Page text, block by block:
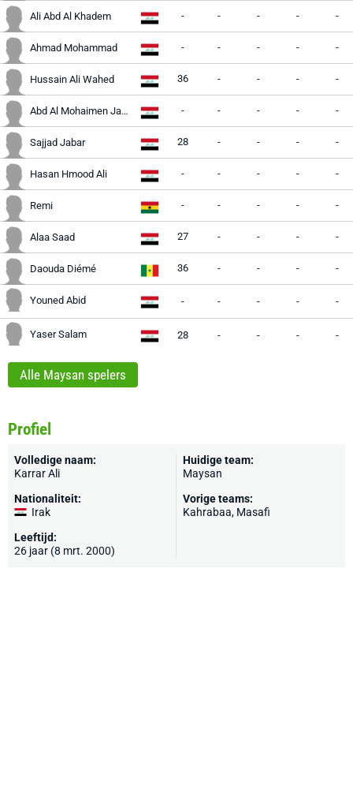
Ali Abd Al Khadem - - - - -
Ahmad Mohammad - - - - -
Hussain Ali Wahed 36 - - - -
Abd Al Mohaimen Jabar - - - - -
Sajjad Jabar 28 - - - -
Hasan Hmood Ali - - - - -
Remi - - - - -
Alaa Saad 27 - - - -
Daouda Diémé 36 - - - -
Youned Abid - - - - -
Yaser Salam 28 - - - -
Alle Maysan spelers
Profiel
Volledige naam:
Karrar Ali
Nationaliteit:
Irak
Leeftijd:
26 jaar (8 mrt. 2000)
Huidige team:
Maysan
Vorige teams:
Kahrabaa, Masafi